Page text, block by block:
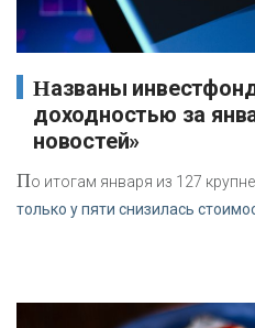
Названы инвестфонды с лучшей
доходностью за
новостей»
По итогам января из 127
только у пяти снизилась